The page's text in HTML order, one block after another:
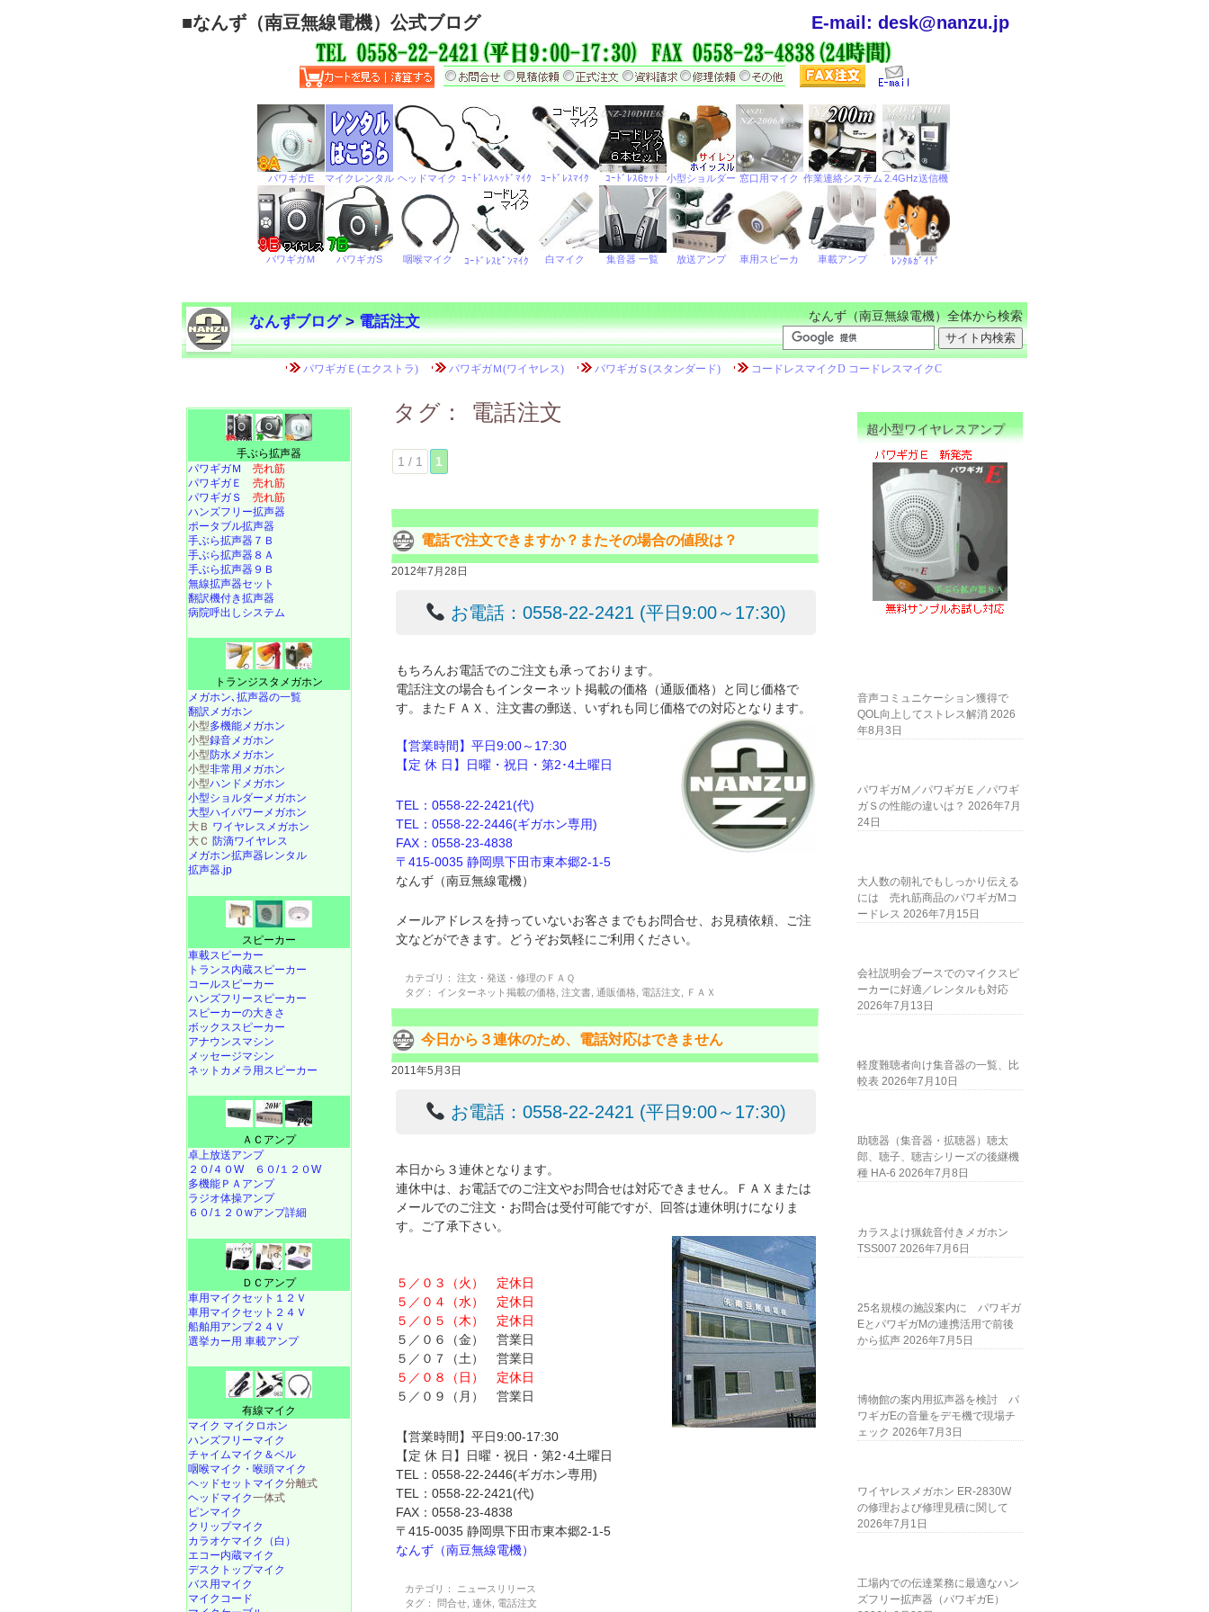
■なんず（南豆無線電機）公式ブログ E-mail: desk@nanzu.jp
なんずブログ>電話注文 なんず（南豆無線電機）全体から検索
タグ： 電話注文
1 / 1 1
電話で注文できますか？またその場合の値段は？
2012年7月28日
お電話：0558-22-2421 (平日9:00～17:30)
もちろんお電話でのご注文も承っております。
電話注文の場合もインターネット掲載の価格（通販価格）と同じ価格で
す。またＦＡＸ、注文書の郵送、いずれも同じ価格での対応となります。
【営業時間】平日9:00～17:30
【定 休 日】日曜・祝日・第2･4土曜日
TEL：0558-22-2421(代)
TEL：0558-22-2446(ギガホン専用)
FAX：0558-23-4838
〒415-0035静岡県下田市東本郷2-1-5
なんず（南豆無線電機）
メールアドレスを持っていないお客さまでもお問合せ、お見積依頼、ご注
文などができます。どうぞお気軽にご利用ください。
カテゴリ：
注文・発送・修理のＦＡＱ
タグ：
インターネット掲載の価格 ,注文書 通販価格 電話注文 ＦＡＸ
今日から３連休のため、電話対応はできません
2011年5月3日
お電話：0558-22-2421 (平日9:00～17:30)
本日から３連休となります。
連休中は、お電話でのご注文やお問合せは対応できません。ＦＡＸまたは
メールでのご注文・お問合は受付可能ですが、回答は連休明けになりま
す。ご了承下さい。
５／０３（火） 定休日
５／０４（水） 定休日
５／０５（木） 定休日
５／０６（金） 営業日
５／０７（土） 営業日
５／０８（日） 定休日
５／０９（月） 営業日
【営業時間】平日9:00-17:30
【定 休 日】日曜・祝日・第2･4土曜日
TEL：0558-22-2446(ギガホン専用)
TEL：0558-22-2421(代)
FAX：0558-23-4838
〒415-0035 静岡県下田市東本郷2-1-5
なんず（南豆無線電機）
カテゴリ：
ニュースリリース
タグ：
問合せ ,連休 電話注文
手ぶら拡声器
パワギガＭ 売れ筋
パワギガＥ 売れ筋
パワギガＳ 売れ筋
ハンズフリー拡声器
ポータブル拡声器
手ぶら拡声器７Ｂ
手ぶら拡声器８Ａ
手ぶら拡声器９Ｂ
無線拡声器セット
翻訳機付き拡声器
病院呼出しシステム
トランジスタメガホン
メガホン､拡声器の一覧
翻訳メガホン
小型多機能メガホン
小型録音メガホン
小型防水メガホン
小型非常用メガホン
小型ハンドメガホン
小型ショルダーメガホン
大型ハイパワーメガホン
大Ｂ ワイヤレスメガホン
大Ｃ 防滴ワイヤレス
メガホン拡声器レンタル
拡声器.jp
スピーカー
車載スピーカー
トランス内蔵スピーカー
コールスピーカー
ハンズフリースピーカー
スピーカーの大きさ
ボックススピーカー
アナウンスマシン
メッセージマシン
ネットカメラ用スピーカー
ＡＣアンプ
卓上放送アンプ
２０/４０W
６０/１２０W
多機能ＰＡアンプ
ラジオ体操アンプ
６０/１２０wアンプ詳細
ＤＣアンプ
車用マイクセット１２Ｖ
車用マイクセット２４Ｖ
船舶用アンプ２４Ｖ
選挙カー用 車載アンプ
有線マイク
マイク マイクロホン
ハンズフリーマイク
チャイムマイク＆ベル
咽喉マイク・喉頭マイク
ヘッドセットマイク分離式
ヘッドマイク一体式
ピンマイク
クリップマイク
カラオケマイク（白）
エコー内蔵マイク
デスクトップマイク
バス用マイク
マイクコード
超小型ワイヤレスアンプ
音声コミュニケーション獲得で
QOL向上してストレス解消 2026
年8月3日
パワギガＭ／パワギガＥ／パワギ
ガＳの性能の違いは？ 2026年7月
24日
大人数の朝礼でもしっかり伝える
には 売れ筋商品のパワギガMコ
ードレス 2026年7月15日
会社説明会ブースでのマイクスピ
ーカーに好適／レンタルも対応
2026年7月13日
軽度難聴者向け集音器の一覧、比
較表 2026年7月10日
助聴器（集音器・拡聴器）聴太
郎、聴子、聴吉シリーズの後継機
種 HA-6 2026年7月8日
カラスよけ猟銃音付きメガホン
TSS007 2026年7月6日
25名規模の施設案内に パワギガ
EとパワギガMの連携活用で前後
から拡声 2026年7月5日
博物館の案内用拡声器を検討 パ
ワギガEの音量をデモ機で現場チ
ェック 2026年7月3日
ワイヤレスメガホン ER-2830W
の修理および修理見積に関して
2026年7月1日
工場内での伝達業務に最適なハン
ズフリー拡声器（パワギガE）